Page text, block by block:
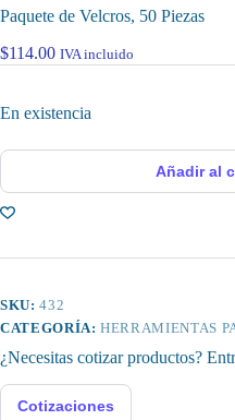
Paquete de Velcros, 50 Piezas
$114.00 IVA incluido
En existencia
Añadir al
SKU:432
CATEGORÍA:HERRAMIENTAS
¿Necesitas cotizar productos?
Cotizaciones